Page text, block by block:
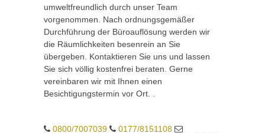
umweltfreundlich durch unser Team
vorgenommen. Nach ordnungsgemäßer
Durchführung der Büroauflösung werden wir
die Räumlichkeiten besenrein an Sie
übergeben. Kontaktieren Sie uns und lassen
Sie sich völlig kostenfrei beraten. Gerne
vereinbaren wir mit Ihnen einen
Besichtigungstermin vor Ort. .
0800/7007039
0177/8151108